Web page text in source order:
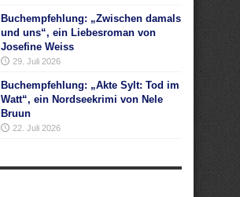
Buchempfehlung: „Zwischen damals
und uns“, ein Liebesroman von
Josefine Weiss
29. Juli 2026
Buchempfehlung: „Akte Sylt: Tod im
Watt“, ein Nordseekrimi von Nele
Bruun
22. Juli 2026